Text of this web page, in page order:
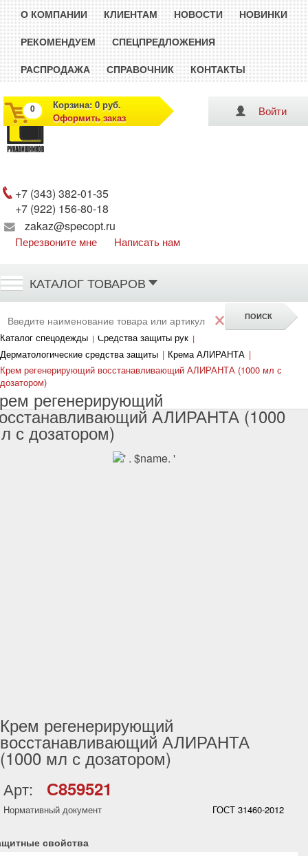
О КОМПАНИИ КЛИЕНТАМ НОВОСТИ
НОВИНКИ
РЕКОМЕНДУЕМ
СПЕЦПРЕДЛОЖЕНИЯ
РАСПРОДАЖА
СПРАВОЧНИК КОНТАКТЫ
+7 (343) 382-01-35
+7 (922) 156-80-18
zakaz@specopt.ru
Перезвоните мне Написать нам
Войти
Корзина: 0 руб.
Оформить заказ
0
КАТАЛОГ ТОВАРОВ
×
Каталог спецодежды | Средства защиты рук |
Дерматологические средства защиты | Крема АЛИРАНТА |
Крем регенерирующий восстанавливающий АЛИРАНТА (1000 мл с
дозатором)
регенерирующий
АЛИРАНТА (1000
с дозатором)
Крем регенерирующий
восстанавливающий АЛИРАНТА
(1000 мл с дозатором)
Арт: С859521
Нормативный документ ГОСТ 31460-2012
свойства